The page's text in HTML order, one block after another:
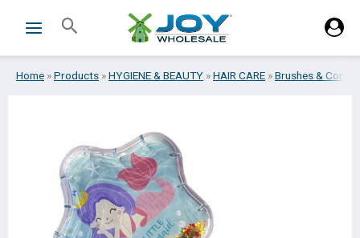
Search
Home »Products »HYGIENE & BEAUTY »HAIR CARE »Brushes & Combs